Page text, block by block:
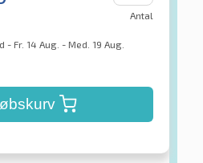
Antal
Fr. 14 Aug. - Med. 19 Aug.